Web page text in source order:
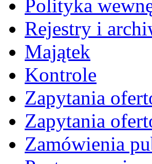
Polityka
Rejestry i
Majątek
Kontrole
Zapytania
Zapytania
Zamówienia